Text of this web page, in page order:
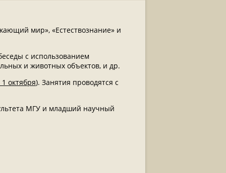
мир», «Естествознание» и
с использованием
и животных объектов, и др.
1 октября). Занятия проводятся с
МГУ и младший научный